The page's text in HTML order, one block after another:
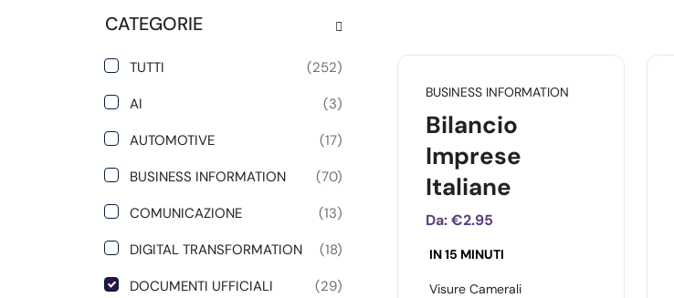
CATEGORIE
TUTTI
(252)
AI
(3)
AUTOMOTIVE
(17)
BUSINESS INFORMATION
(70)
COMUNICAZIONE
(13)
DIGITAL TRANSFORMATION
(18)
DOCUMENTI UFFICIALI
(29)
BUSINESS INFORMATION
Bilancio
Imprese
Italiane
Da:€2.95
IN 15 MINUTI
Visure Camerali